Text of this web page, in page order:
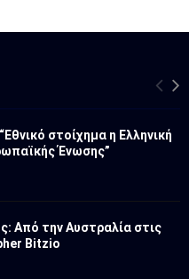
στοίχημα η Ελληνική
Ένωσης”
Από την Αυστραλία στις
Bitzio